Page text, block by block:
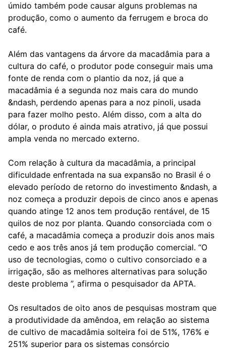
úmido também pode causar alguns problemas na
produção, como o aumento da ferrugem e broca do
café.
Além das vantagens da árvore da macadâmia para a
cultura do café, o produtor pode conseguir mais uma
fonte de renda com o plantio da noz, já que a
macadâmia é a segunda noz mais cara do mundo
&ndash, perdendo apenas para a noz pinoli, usada
para fazer molho pesto. Além disso, com a alta do
dólar, o produto é ainda mais atrativo, já que possui
ampla venda no mercado externo.
Com relação à cultura da macadâmia, a principal
dificuldade enfrentada na sua expansão no Brasil é o
elevado período de retorno do investimento &ndash, a
noz começa a produzir depois de cinco anos e apenas
quando atinge 12 anos tem produção rentável, de 15
quilos de noz por planta. Quando consorciada com o
café, a macadâmia começa a produzir dois anos mais
cedo e aos três anos já tem produção comercial. “O
uso de tecnologias, como o cultivo consorciado e a
irrigação, são as melhores alternativas para solução
deste problema ”, afirma o pesquisador da APTA.
Os resultados de oito anos de pesquisas mostram que
a produtividade da amêndoa, em relação ao sistema
de cultivo de macadâmia solteira foi de 51%, 176% e
251% superior para os sistemas consórcio